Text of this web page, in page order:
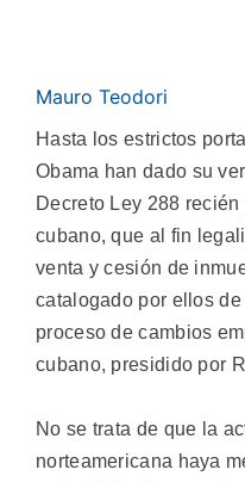
Mauro Teodori
Hasta los estrictos
Obama han dado su
Decreto Ley 288
cubano, que al fin
venta y cesión de
catalogado por ellos de
proceso de cambios
cubano, presidido por
No se trata de que la
norteamericana haya